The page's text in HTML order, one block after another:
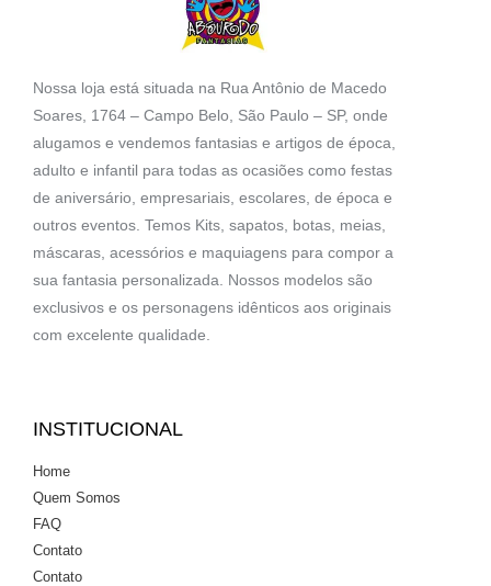
Nossa loja está situada na Rua Antônio de Macedo
Soares, 1764 – Campo Belo, São Paulo – SP, onde
alugamos e vendemos fantasias e artigos de época,
adulto e infantil para todas as ocasiões como festas
de aniversário, empresariais, escolares, de época e
outros eventos. Temos Kits, sapatos, botas, meias,
máscaras, acessórios e maquiagens para compor a
sua fantasia personalizada. Nossos modelos são
exclusivos e os personagens idênticos aos originais
com excelente qualidade.
INSTITUCIONAL
Home
Quem Somos
FAQ
Contato
Contato